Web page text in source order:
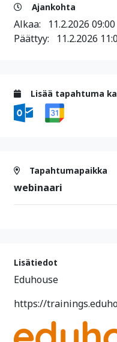
Ajankohta
Alkaa: 11.2.2026 09:00
Päättyy: 11.2.2026
Lisää tapahtuma
Tapahtumapaikka
webinaari
Lisätiedot
Eduhouse
https://